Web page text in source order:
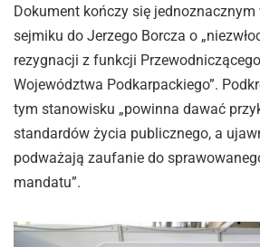
Dokument kończy się
sejmiku do Jerzego Borcza o
rezygnacji z funkcji
Województwa Podkarpackiego”.
tym stanowisku „powinna dawać
standardów życia publicznego, a
podważają zaufanie do
mandatu”.